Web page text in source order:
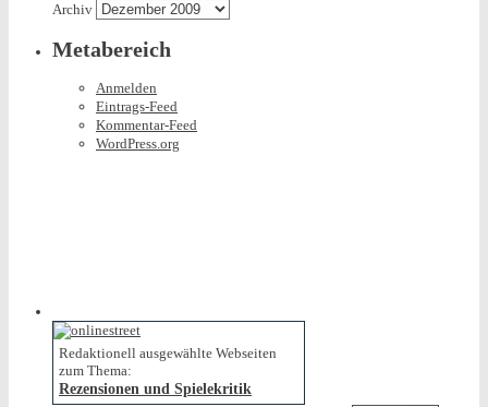
Archiv
Metabereich
Anmelden
Eintrags-Feed
Kommentar-Feed
WordPress.org
Redaktionell ausgewählte Webseiten
zum Thema:
Rezensionen und Spielekritik